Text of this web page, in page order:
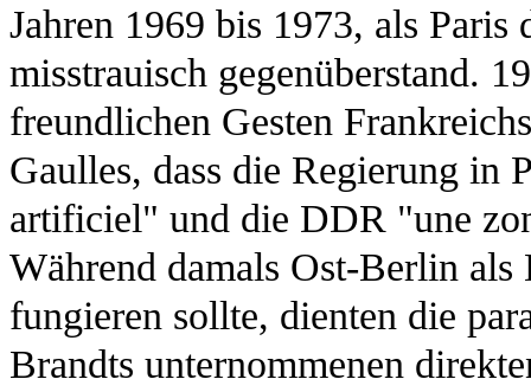
Jahren 1969 bis 1973, als
misstrauisch gegenüberstand.
freundlichen Gesten
Gaulles, dass die Regierung in
artificiel" und die DDR "une
Während damals Ost-Berlin
fungieren sollte, dienten die
Brandts unternommenen